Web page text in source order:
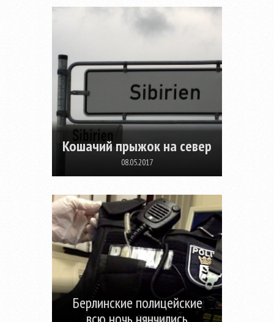
Кошачий прыжок на север
08.05.2017
Берлинские полицейские